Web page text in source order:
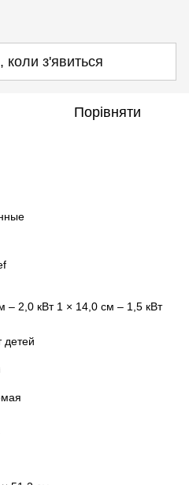
коли з'явиться
Порівняти
– 2,0 кВт 1 × 14,0 см – 1,5 кВт
детей